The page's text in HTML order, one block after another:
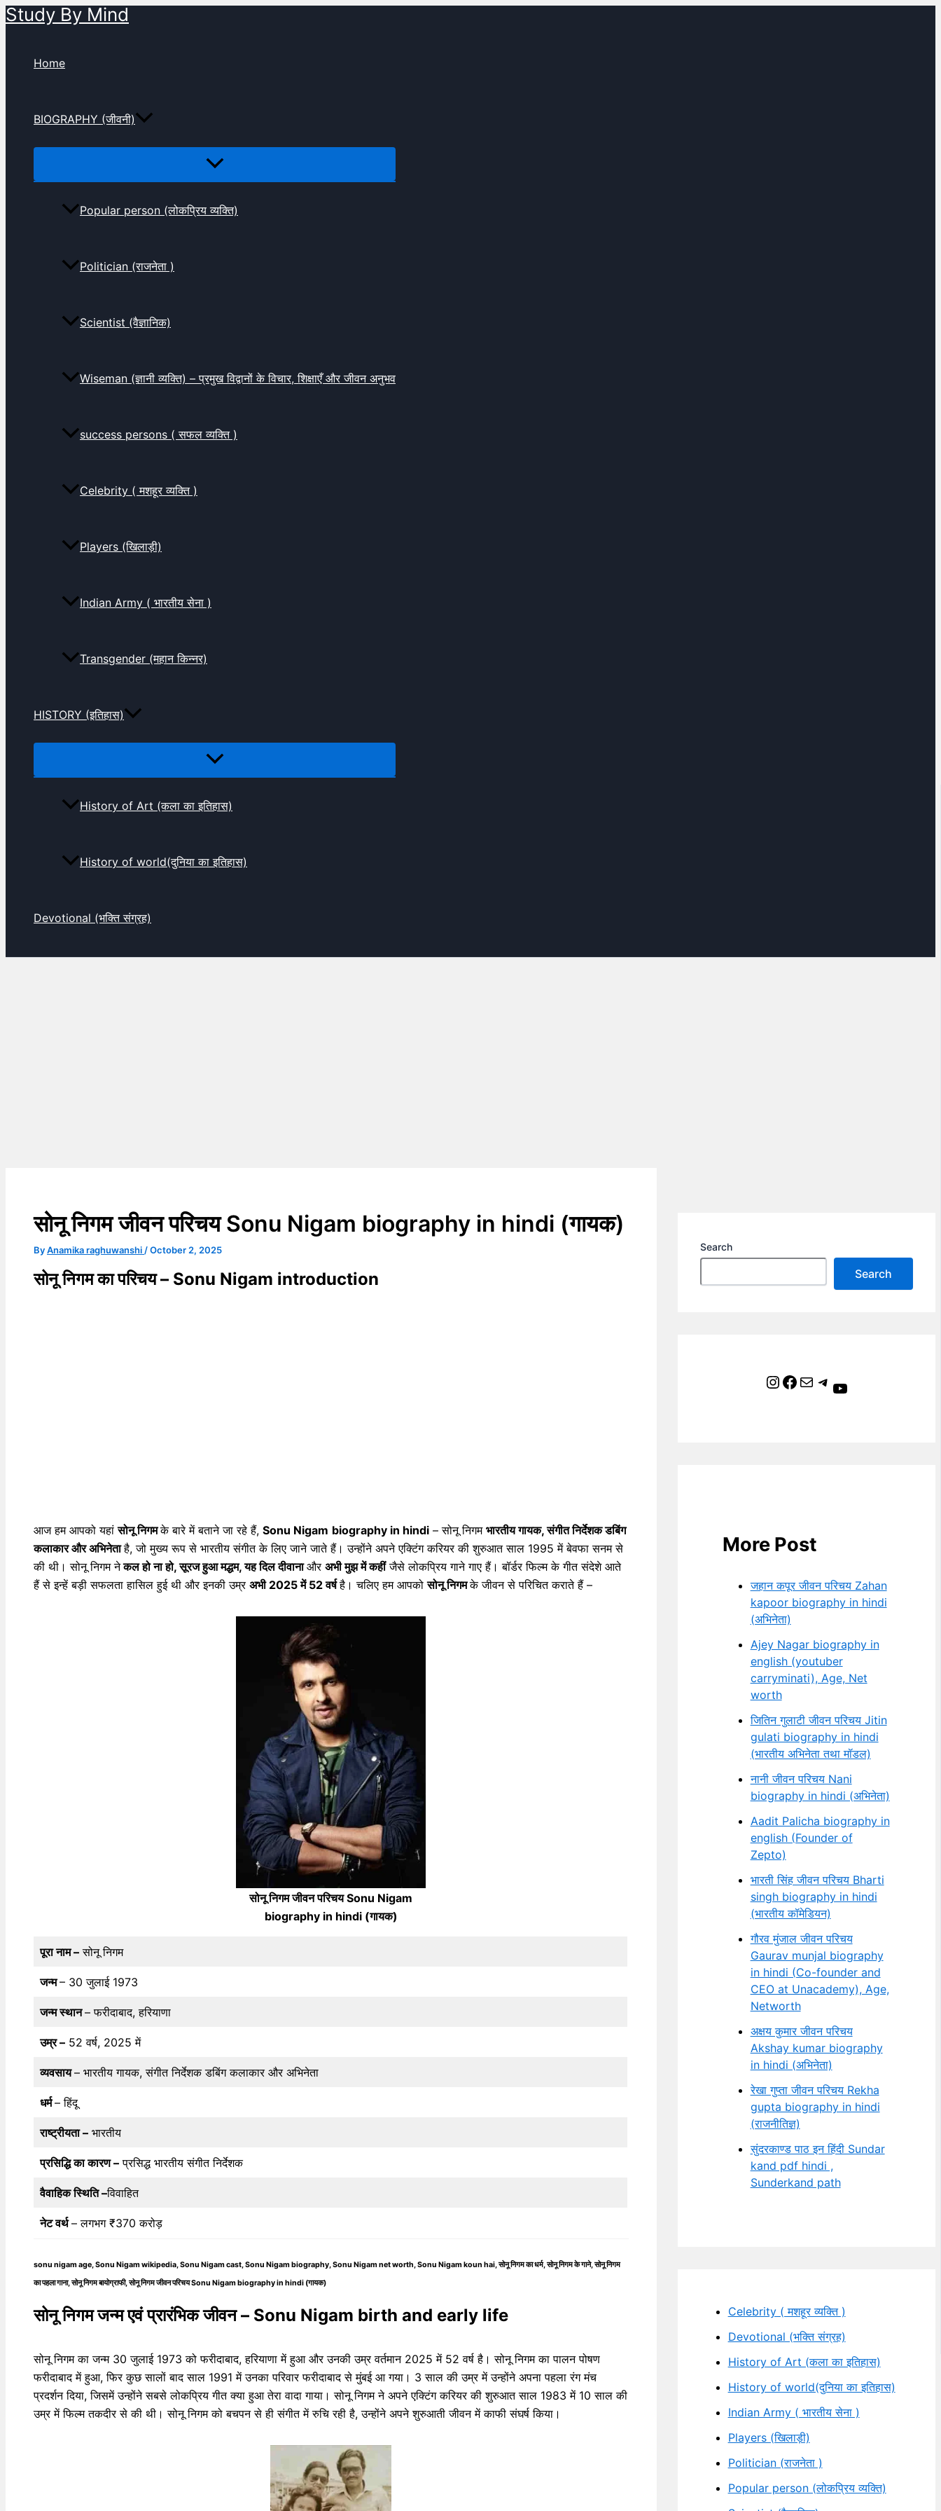
Skip
Study By Mind
Home
BIOGRAPHY (जीवनी)
Popular person (लोकप्रिय व्यक्ति)
Politician (राजनेता )
Scientist (वैज्ञानिक)
Wiseman (ज्ञानी व्यक्ति) – प्रमुख विद्वानों के विचार, शिक्षाएँ और जीवन अनुभव
success persons ( सफल व्यक्ति )
Celebrity ( मशहूर व्यक्ति )
Players (खिलाड़ी)
Indian Army ( भारतीय सेना )
Transgender (महान किन्नर)
HISTORY (इतिहास)
History of Art (कला का इतिहास)
History of world(दुनिया का इतिहास)
Devotional (भक्ति संग्रह)
सोनू निगम जीवन परिचय Sonu Nigam biography in hindi (गायक)
ByAnamika raghuwanshi /October 2, 2025
सोनू निगम का परिचय – Sonu Nigam introduction
आज हम आपको यहांसोनू निगमके बारे में बताने जा रहे हैं, Sonu Nigam biography in hindi – सोनू निगम भारतीय गायक, संगीत निर्देशक डबिंग
कलाकार और अभिनेताहै, जो मुख्य रूप से भारतीय संगीत के लिए जाने जाते हैं। उन्होंने अपने एक्टिंग करियर की शुरुआत साल 1995 में बेवफा सनम से
की थी। सोनू निगम नेकल हो ना हो, सूरज हुआ मद्धम, यह दिल दीवानाऔर अभी मुझ में कहींजैसे लोकप्रिय गाने गाए हैं। बॉर्डर फिल्म के गीत संदेशे आते
हैं से इन्हें बड़ी सफलता हासिल हुई थी और इनकी उम्र अभी 2025 में 52 वर्षहै। चलिए हम आपकोसोनू निगमके जीवन से परिचित कराते हैं –
सोनू निगम जीवन परिचय Sonu Nigam
biography in hindi (गायक)
पूरा नाम – सोनू निगम
जन्म– 30 जुलाई 1973
जन्म स्थान– फरीदाबाद, हरियाणा
उम्र – 52 वर्ष, 2025 में
व्यवसाय– भारतीय गायक, संगीत निर्देशक डबिंग कलाकार और अभिनेता
धर्म– हिंदू
राष्ट्रीयता – भारतीय
प्रसिद्धि का कारण – प्रसिद्ध भारतीय संगीत निर्देशक
वैवाहिक स्थिति –विवाहित
नेट वर्थ– लगभग ₹370 करोड़
sonu nigam age, Sonu Nigam wikipedia, Sonu Nigam cast, Sonu Nigam biography, Sonu Nigam net worth, Sonu Nigam koun hai, सोनू निगम का धर्म, सोनू निगम के गाने, सोनू निगम
का पहला गाना, सोनू निगम बायोग्राफी, सोनू निगम जीवन परिचय Sonu Nigam biography in hindi (गायक)
सोनू निगम जन्म एवं प्रारंभिक जीवन – Sonu Nigam birth and early life
सोनू निगम का जन्म 30 जुलाई 1973 को फरीदाबाद, हरियाणा में हुआ और उनकी उम्र वर्तमान 2025 में 52 वर्ष है। सोनू निगम का पालन पोषण
फरीदाबाद में हुआ, फिर कुछ सालों बाद साल 1991 में उनका परिवार फरीदाबाद से मुंबई आ गया। 3 साल की उम्र में उन्होंने अपना पहला रंग मंच
प्रदर्शन दिया, जिसमें उन्होंने सबसे लोकप्रिय गीत क्या हुआ तेरा वादा गाया। सोनू निगम ने अपने एक्टिंग करियर की शुरुआत साल 1983 में 10 साल की
उम्र में फिल्म तकदीर से की थी। सोनू निगम को बचपन से ही संगीत में रुचि रही है, उन्होंने अपने शुरुआती जीवन में काफी संघर्ष किया।
Search
Search
Instagram Facebook Mail Telegram YouTube
More Post
जहान कपूर जीवन परिचय Zahan
kapoor biography in hindi
(अभिनेता)
Ajey Nagar biography in
english (youtuber
carryminati), Age, Net
worth
जितिन गुलाटी जीवन परिचय Jitin
gulati biography in hindi
(भारतीय अभिनेता तथा मॉडल)
नानी जीवन परिचय Nani
biography in hindi (अभिनेता)
Aadit Palicha biography in
english (Founder of
Zepto)
भारती सिंह जीवन परिचय Bharti
singh biography in hindi
(भारतीय कॉमेडियन)
गौरव मुंजाल जीवन परिचय
Gaurav munjal biography
in hindi (Co-founder and
CEO at Unacademy), Age,
Networth
अक्षय कुमार जीवन परिचय
Akshay kumar biography
in hindi (अभिनेता)
रेखा गुप्ता जीवन परिचय Rekha
gupta biography in hindi
(राजनीतिज्ञ)
सुंदरकाण्ड पाठ इन हिंदी Sundar
kand pdf hindi ,
Sunderkand path
Celebrity ( मशहूर व्यक्ति )
Devotional (भक्ति संग्रह)
History of Art (कला का इतिहास)
History of world(दुनिया का इतिहास)
Indian Army ( भारतीय सेना )
Players (खिलाड़ी)
Politician (राजनेता )
Popular person (लोकप्रिय व्यक्ति)